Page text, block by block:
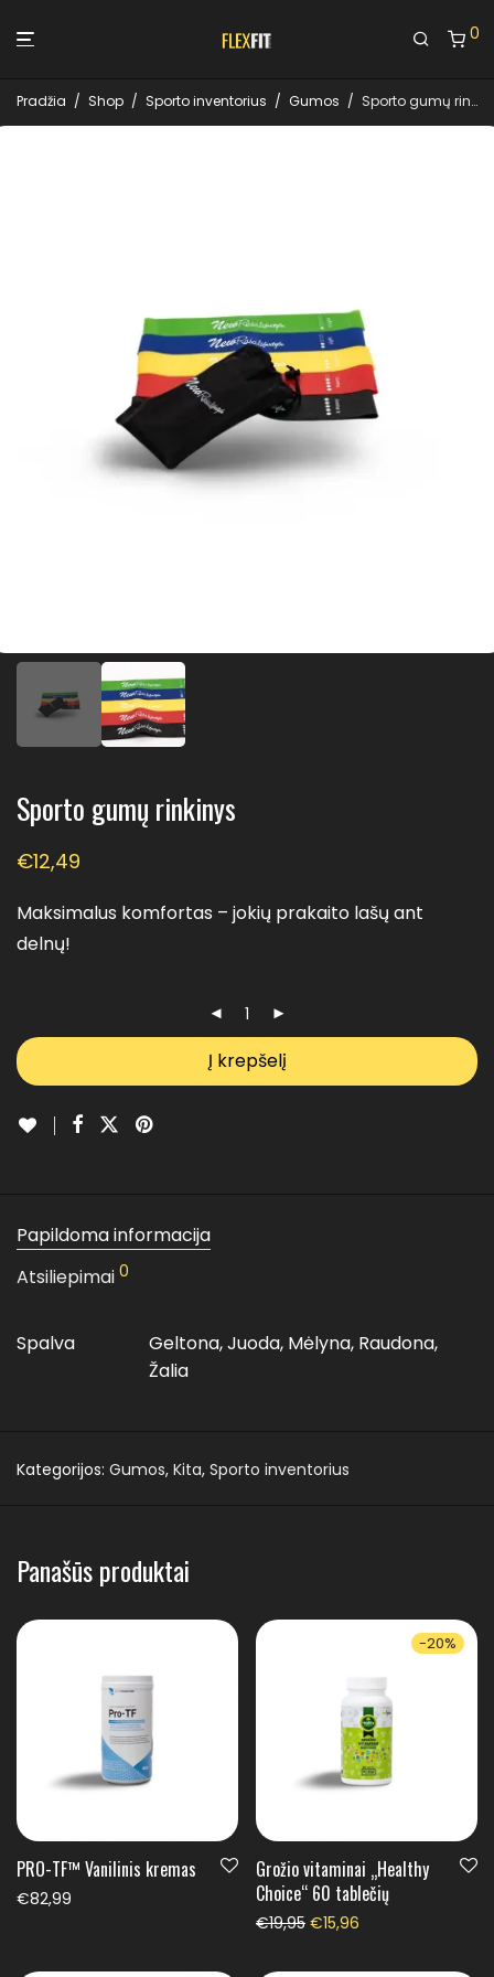
0
Pradžia / Shop / Sporto inventorius / Gumos / Sporto gumų rinkinys
Sporto gumų rinkinys
€12,49
Maksimalus komfortas – jokių prakaito lašų ant
delnų!
Į krepšelį
Papildoma informacija
Atsiliepimai 0
Spalva
Geltona, Juoda, Mėlyna, Raudona,
Žalia
Kategorijos: Gumos, Kita, Sporto inventorius
Panašūs produktai
PRO-TF™ Vanilinis kremas
€82,99
-20%
Grožio vitaminai „Healthy
Choice“ 60 tablečių
€19,95 Original price was:
€15,96